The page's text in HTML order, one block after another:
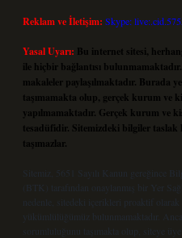
Reklam ve İletişim: Skype:
Yasal Uyarı: Bu internet sitesi,
ile hiçbir bağlantısı
makaleler paylaşılmaktadır. Burada
taşımamakta olup, gerçek kurum ve
yapılmamaktadır. Gerçek kurum ve
tesadüfidir. Sitemizdeki bilgiler
taşımazlar.
Sitemiz, 5651 Sayılı Kanun gereğince
(BTK) tarafından onaylanmış bir Yer
nedenle, sitedeki içerikleri proaktif olarak
yükümlülüğümüz bulunmamaktadır.
sorumluluğunu taşımakta olup, siteye